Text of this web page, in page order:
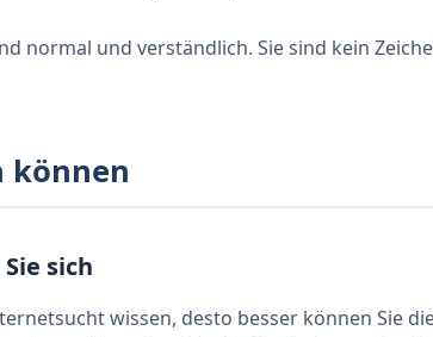
normal und verständlich. Sie sind kein
können
sich
wissen, desto besser können Sie